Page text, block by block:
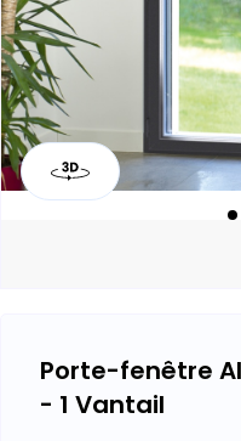
Porte-fenêtre
- 1 Vantail